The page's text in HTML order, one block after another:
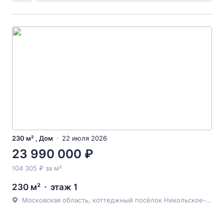
230 м² , Дом 22 июля 2026
23 990 000 ₽
104 305 ₽ за м²
230 м² этаж 1
Московская область, коттеджный посёлок Никольское-Лесное тер., 84